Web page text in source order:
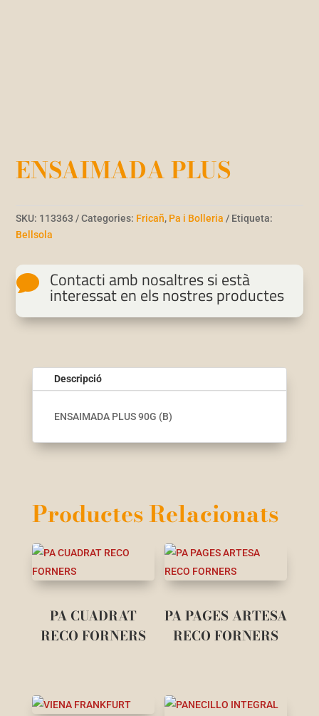
ENSAIMADA PLUS
SKU: 113363 Categories: Fricañ, Pa i Bolleria
Etiqueta:
Bellsola
 Contacti amb nosaltres si està
interessat en els nostres productes
Descripció
ENSAIMADA PLUS 90G (B)
Productes Relacionats
PA CUADRAT
RECO FORNERS
PA PAGES ARTESA
RECO FORNERS